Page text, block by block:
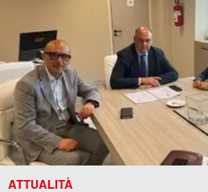
ATTUALITÀ